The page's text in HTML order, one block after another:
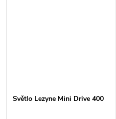
Světlo Lezyne Mini Drive 400